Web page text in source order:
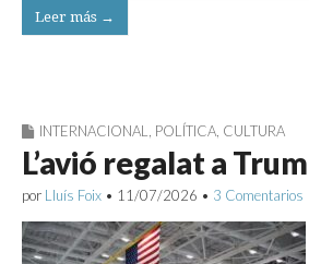
Leer más →
INTERNACIONAL, POLÍTICA, CULTURA
L’avió regalat a
por Lluís Foix • 11/07/2026 • 3 Comentarios